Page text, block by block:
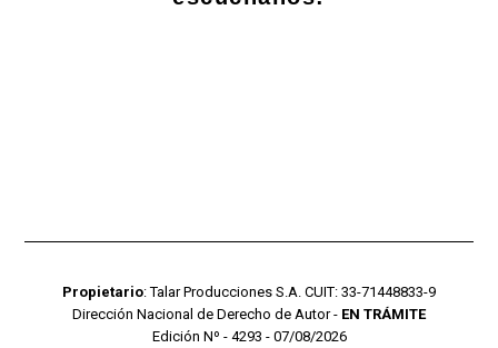
Propietario: Talar Producciones S.A. CUIT: 33-71448833-9
Dirección Nacional de Derecho de Autor - EN TRÁMITE
Edición Nº - 4293 - 07/08/2026